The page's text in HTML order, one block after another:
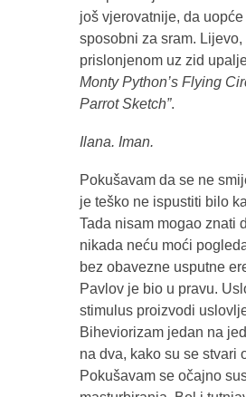
još vjerovatnije, da uopće
sposobni za sram. Lijevo,
prislonjenom uz zid
Monty Python’s Flying
Parrot Sketch”.
Ilana. Iman.
Pokušavam da se ne
je teško ne ispustiti bilo
Tada nisam mogao znati
nikada neću moći
bez obavezne usputne
Pavlov je bio u pravu.
stimulus proizvodi
Biheviorizam jedan na
na dva, kako su se stvari
Pokušavam se očajno